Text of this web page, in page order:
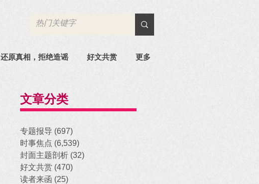
还原真相，拒绝造谣 好文共赏 更多
文章分类
专题报导 (697)
时事焦点 (6,539)
封面主题剖析 (32)
好文共赏 (470)
读者来函 (25)